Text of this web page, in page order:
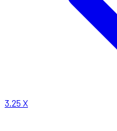
3.25 X